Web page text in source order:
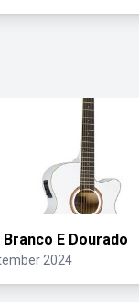
E Dourado
2024